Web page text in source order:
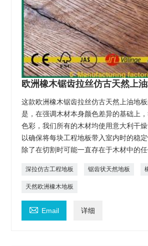
欧洲橡木锯齿拉丝仿古天然上
这款欧洲橡木锯齿拉丝仿古天然上油地
是，在强调木材本身颜色差异的基础上
色彩，我们所有的木材均使用意大利干燥
以确保将每块工程地板带入室内时的稳
除了在切割时可能一直存在于木材中的任
深拉仿古工程地板 锯齿状天然地板
天然欧洲橡木地板
 Email 详细